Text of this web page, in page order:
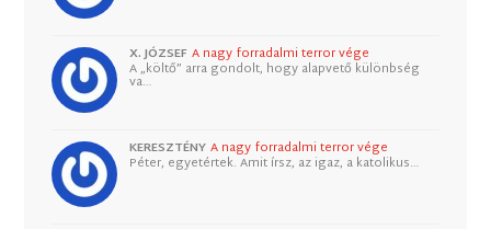
X. JÓZSEF A nagy forradalmi terror vége
A „költő” arra gondolt, hogy alapvető különbség
va…
KERESZTÉNY A nagy forradalmi terror vége
Péter, egyetértek. Amit írsz, az igaz, a katolikus…